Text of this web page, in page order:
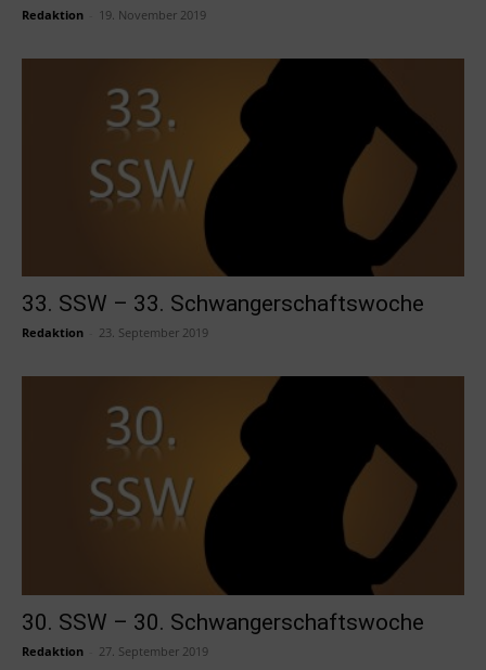
Redaktion 19. November 2019
33. SSW – 33. Schwangerschaftswoche
Redaktion 23. September 2019
30. SSW – 30. Schwangerschaftswoche
Redaktion 27. September 2019